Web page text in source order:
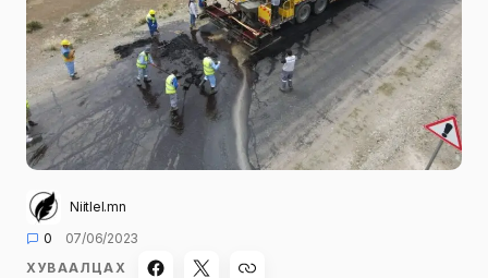
Niitlel.mn
0
07/06/2023
ХУВААЛЦАХ